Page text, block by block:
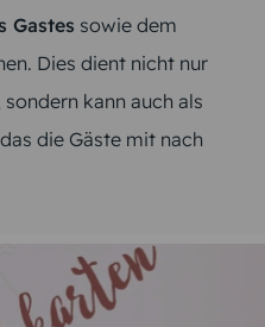
Gastes sowie dem
Dies dient nicht nur
kann auch als
die Gäste mit nach